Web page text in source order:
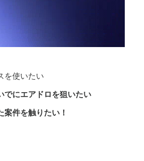
を使いたい
でにエアドロを狙いたい
案件を触りたい！